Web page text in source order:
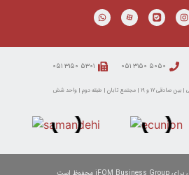
۵۰۵۰ ۳۱۵۰ ۰۵۱ ۵۳۰۱ ۳۱۵۰ ۰۵۱
تابان | طبقه دوم | واحد شش